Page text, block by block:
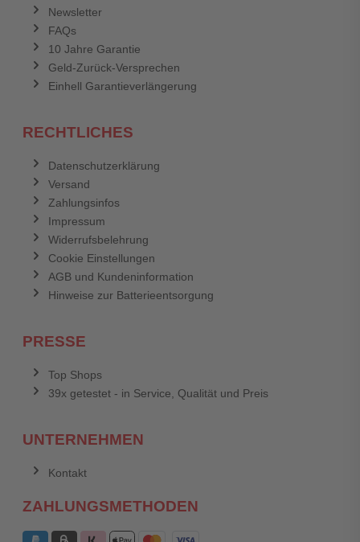
Newsletter
FAQs
10 Jahre Garantie
Geld-Zurück-Versprechen
Einhell Garantieverlängerung
RECHTLICHES
Datenschutzerklärung
Versand
Zahlungsinfos
Impressum
Widerrufsbelehrung
Cookie Einstellungen
AGB und Kundeninformation
Hinweise zur Batterieentsorgung
PRESSE
Top Shops
39x getestet - in Service, Qualität und Preis
UNTERNEHMEN
Kontakt
ZAHLUNGSMETHODEN